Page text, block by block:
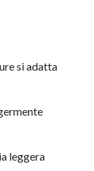
si adatta
leggera